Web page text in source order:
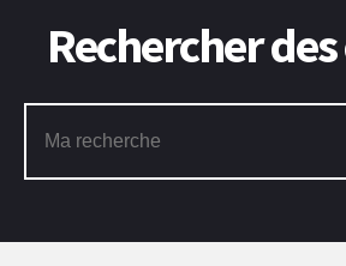
Rechercher